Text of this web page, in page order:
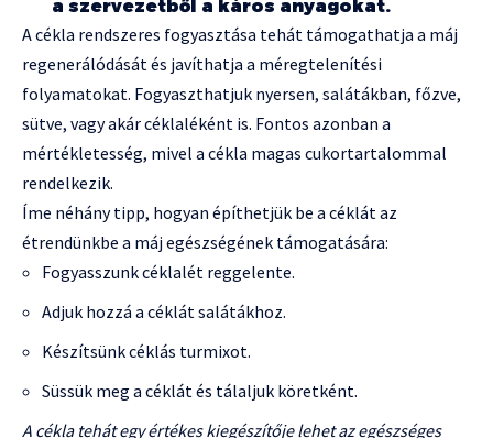
a szervezetből a káros anyagokat.
A cékla rendszeres fogyasztása tehát támogathatja a máj
regenerálódását és javíthatja a méregtelenítési
folyamatokat. Fogyaszthatjuk nyersen, salátákban, főzve,
sütve, vagy akár céklaléként is. Fontos azonban a
mértékletesség, mivel a cékla magas cukortartalommal
rendelkezik.
Íme néhány tipp, hogyan építhetjük be a céklát az
étrendünkbe a máj egészségének támogatására:
Fogyasszunk céklalét reggelente.
Adjuk hozzá a céklát salátákhoz.
Készítsünk céklás turmixot.
Süssük meg a céklát és tálaljuk köretként.
A cékla tehát egy értékes kiegészítője lehet az egészséges